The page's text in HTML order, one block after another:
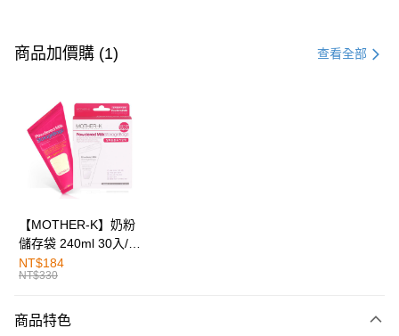
信用卡一次付款
Apple Pay
街口支付
AFTEE先享後付
相關說明
便利好安心！
運送方式
商品加價購 (1) 查看全部
【MOTHER-K】奶粉
儲存袋 240ml 30入/90
入
NT$184
NT$330
商品特色